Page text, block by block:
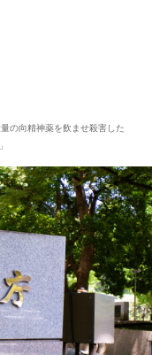
の向精神薬を飲ませ殺害した